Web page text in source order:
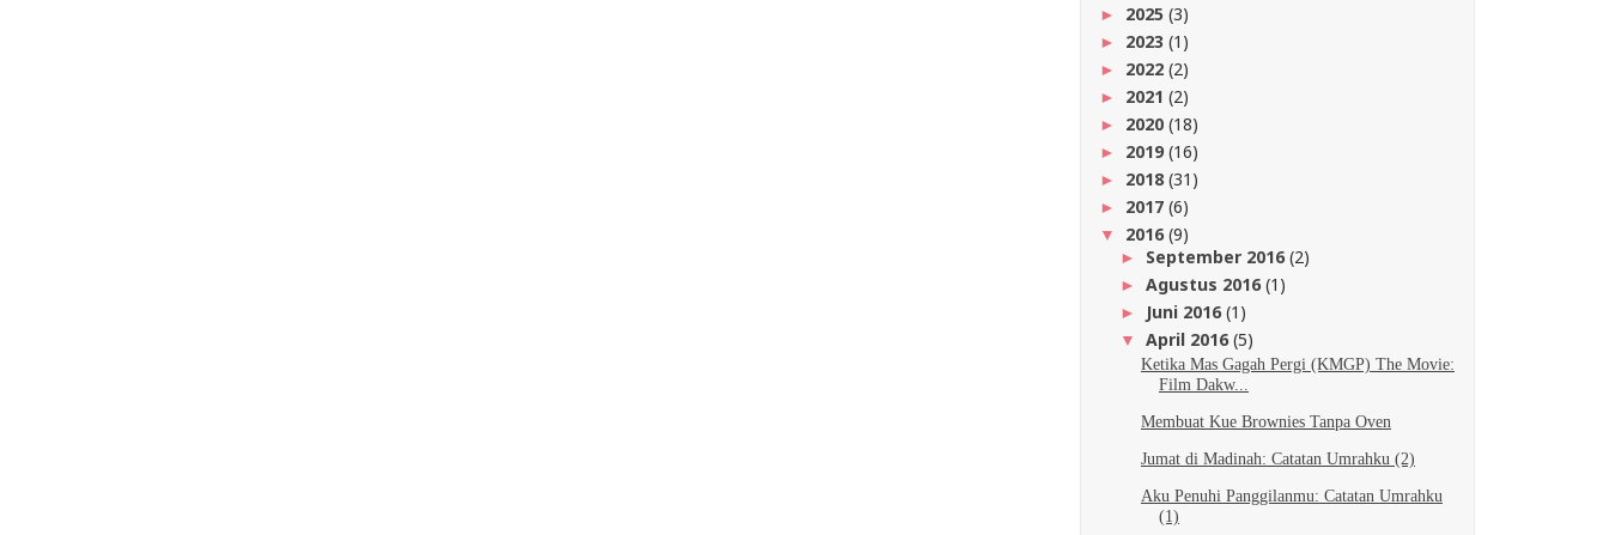
► 2025 (3)
► 2023 (1)
► 2022 (2)
► 2021 (2)
► 2020 (18)
► 2019(16)
► 2018 (31)
► 2017 (6)
▼ 2016(9)
► September 2016(2)
► Agustus 2016(1)
► Juni 2016(1)
▼ April 2016(5)
Ketika Mas Gagah Pergi (KMGP) The Movie:
Film Dakw...
Membuat Kue Brownies Tanpa Oven
Jumat di Madinah: Catatan Umrahku (2)
Aku Penuhi Panggilanmu: Catatan Umrahku
(1)